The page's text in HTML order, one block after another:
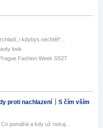
i kdybys nechtěl*...
look
Fashion Week SS27
proti nachlazení
S čím vším
pomáhá a kdy už riskuj...